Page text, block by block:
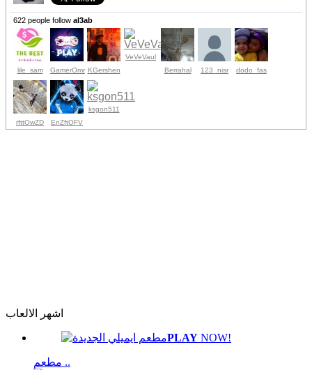
622 people follow al3ab
lile_sam GamerOmr KGershen
VeVeVaul
Berrahal
123_nisr dodo_fas
rfttOwZD EnZftOFV
ksgon511
اشهر الالعاب
PLAY NOW!
مطعم ..